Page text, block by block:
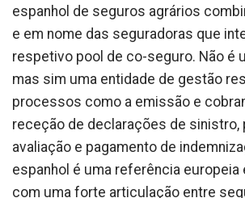
espanhol de seguros agrários
e em nome das seguradoras que
respetivo pool de co-seguro. Não é
mas sim uma entidade de gestão
processos como a emissão e
receção de declarações de sinistro,
avaliação e pagamento de
espanhol é uma referência europeia
com uma forte articulação entre